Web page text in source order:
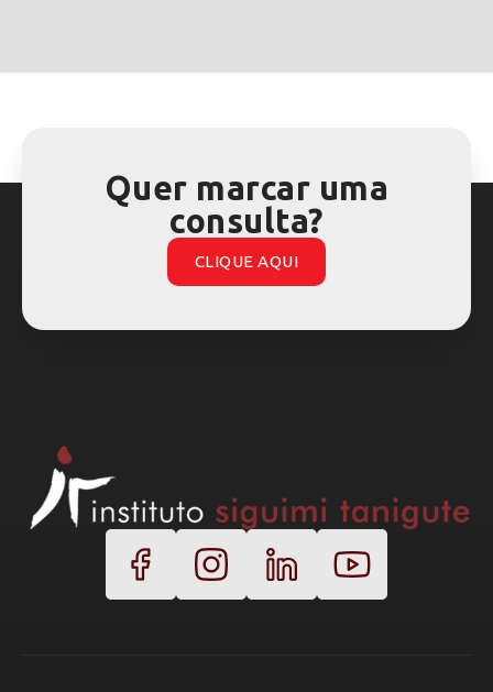
Quer marcar uma
consulta?
CLIQUE AQUI